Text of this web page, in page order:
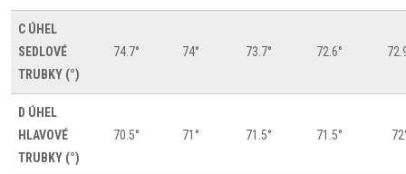
C ÚHEL
SEDLOVÉ
TRUBKY (°)
74.7° 74° 73.7° 72.6°
D ÚHEL
HLAVOVÉ
TRUBKY (°)
70.5° 71° 71.5° 71.5°